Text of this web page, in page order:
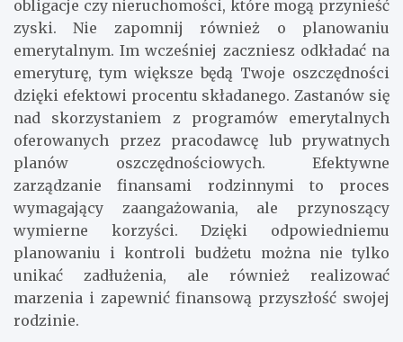
obligacje czy nieruchomości, które mogą przynieść
zyski. Nie zapomnij również o planowaniu
emerytalnym. Im wcześniej zaczniesz odkładać na
emeryturę, tym większe będą Twoje oszczędności
dzięki efektowi procentu składanego. Zastanów się
nad skorzystaniem z programów emerytalnych
oferowanych przez pracodawcę lub prywatnych
planów oszczędnościowych. Efektywne
zarządzanie finansami rodzinnymi to proces
wymagający zaangażowania, ale przynoszący
wymierne korzyści. Dzięki odpowiedniemu
planowaniu i kontroli budżetu można nie tylko
unikać zadłużenia, ale również realizować
marzenia i zapewnić finansową przyszłość swojej
rodzinie.